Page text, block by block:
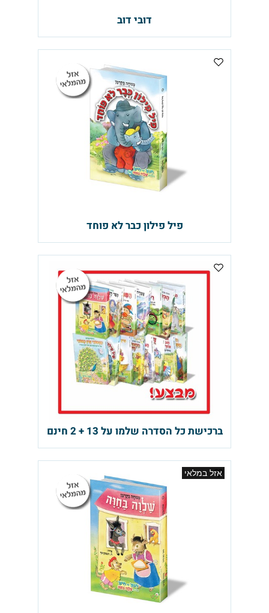
דובי דוב
פיל פילון כבר לא פוחד
ברכישת כל הסדרה שלמו על 13 + 2 חינם
אזל במלאי